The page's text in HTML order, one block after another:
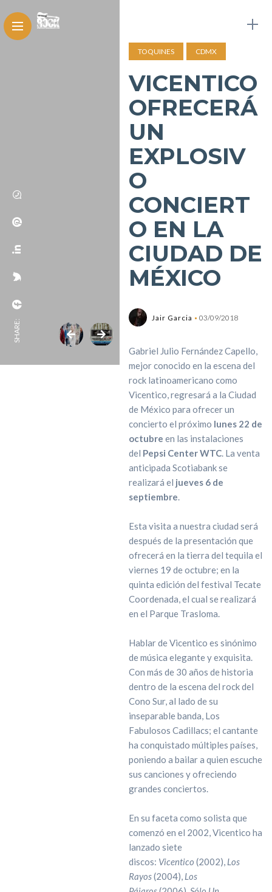
SHARE:
TOQUINES CDMX
VICENTICO
OFRECERÁ
UN
EXPLOSIV
O
CONCIERT
O EN LA
CIUDAD DE
MÉXICO
Jair Garcia 03/09/2018
Gabriel Julio Fernández Capello,
mejor conocido en la escena del
rock latinoamericano como
Vicentico, regresará a la Ciudad
de México para ofrecer un
concierto el próximo lunes 22 de
octubre en las instalaciones
del Pepsi Center WTC. La venta
anticipada Scotiabank se
realizará el jueves 6 de
septiembre.
Esta visita a nuestra ciudad será
después de la presentación que
ofrecerá en la tierra del tequila el
viernes 19 de octubre; en la
quinta edición del festival Tecate
Coordenada, el cual se realizará
en el Parque Trasloma.
Hablar de Vicentico es sinónimo
de música elegante y exquisita.
Con más de 30 años de historia
dentro de la escena del rock del
Cono Sur, al lado de su
inseparable banda, Los
Fabulosos Cadillacs; el cantante
ha conquistado múltiples países,
poniendo a bailar a quien escuche
sus canciones y ofreciendo
grandes conciertos.
En su faceta como solista que
comenzó en el 2002, Vicentico ha
lanzado siete
discos: Vicentico (2002), Los
Rayos(2004), Los